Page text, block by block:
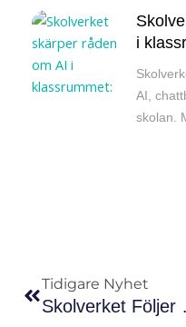
i
AI,
skolan.
Tidigare Nyhet